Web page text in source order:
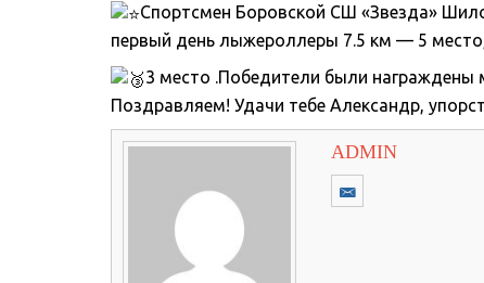
Спортсмен Боровской СШ «Звезда»
первый день лыжероллеры 7.5 км — 5
3 место .Победители были
Поздравляем! Удачи тебе Александр,
ADMIN